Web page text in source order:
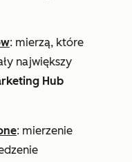
: mierzą, które
największy
Hub
: mierzenie